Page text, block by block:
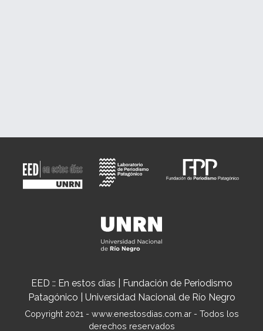
EED :: En estos días | Fundación de Periodismo
Patagónico | Universidad Nacional de Río Negro
Copyright 2021 - www.enestosdias.com.ar - Todos los
derechos reservados